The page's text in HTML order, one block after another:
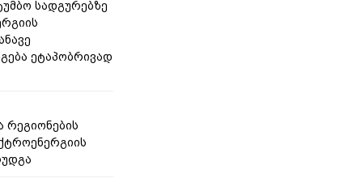
სადგურებზე
ეტაპობრივად
რეგიონების